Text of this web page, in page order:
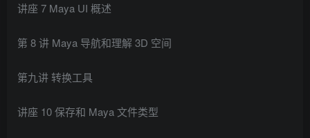
讲座 7 Maya UI 概述
第 8 讲 Maya 导航和理解 3D 空间
第九讲 转换工具
讲座 10 保存和 Maya 文件类型